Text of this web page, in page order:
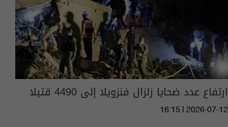
ارتفاع عدد ضحايا زلزال فنزويلا إلى 4490 قتيلا
16:15 | 2026-07-12